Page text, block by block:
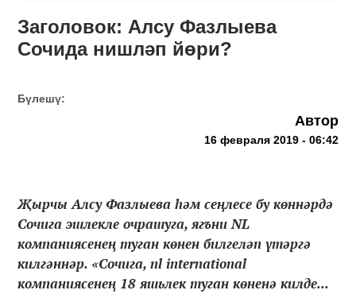
Заголовок: Алсу Фазлыева
Сочида нишләп йөри?
Бүлешү:
Автор
16 февраля 2019 - 06:42
Җырчы Алсу Фазлыева һәм сеңлесе бу көннәрдә
Сочига эшлекле очрашуга, ягъни NL
компаниясенең туган көнен билгеләп үтәргә
килгәннәр. «Сочига, nl international
компаниясенең 18 яшьлек туган көненә килде...